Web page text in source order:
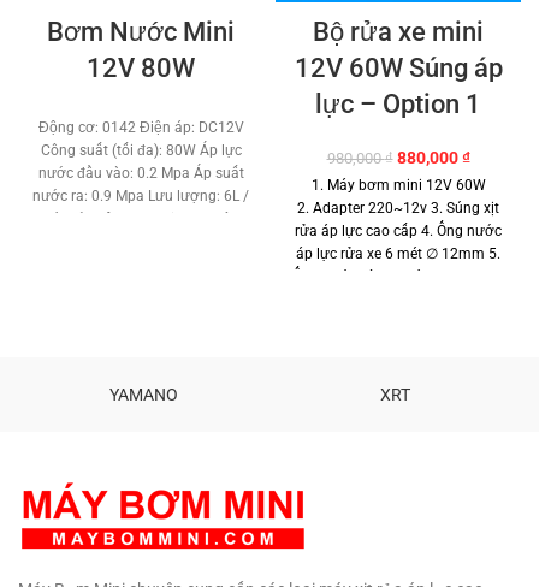
Bơm Nước Mini
12V 80W
Động cơ: 0142 Điện áp: DC12V
Công suất (tối đa): 80W Áp lực
nước đầu vào: 0.2 Mpa Áp suất
nước ra: 0.9 Mpa Lưu lượng: 6L /
02873030399
Bộ rửa xe mini
12V 60W Súng áp
lực – Option 1
980,000₫ Giá
gốc
là:
980,000 ₫.
880,000₫Giá
hiện
tại
là:
880,000
1. Máy bơm mini 12V 60W
2. Adapter 220~12v 3. Súng xịt
rửa áp lực cao cấp 4. Ống nước
áp lực rửa xe 6 mét ∅ 12mm 5.
thuật vĩnh viễn.
YAMANO XRT